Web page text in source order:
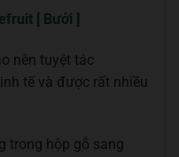
[ Bưởi ]
nên tuyệt tác
tế và được rất nhiều
trong hộp gỗ sang